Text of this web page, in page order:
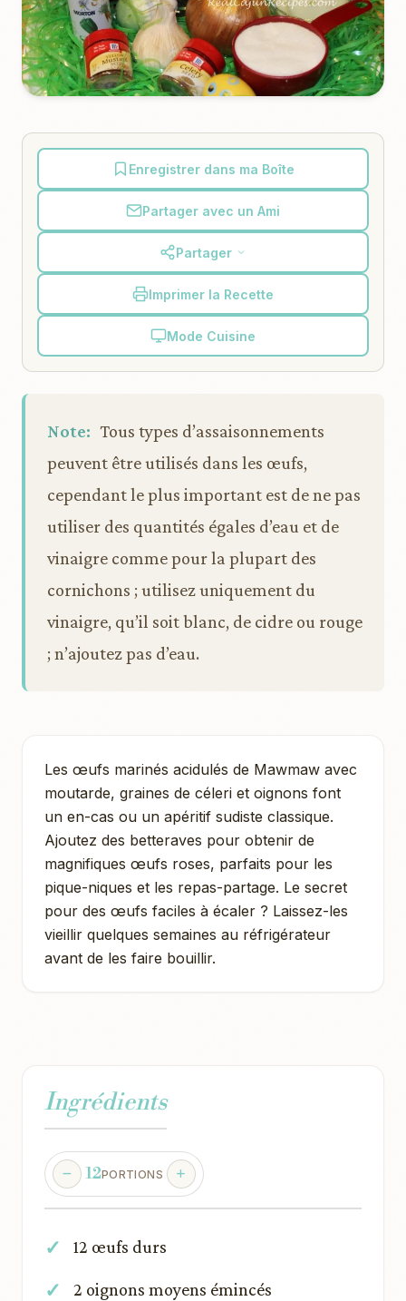
Enregistrer dans ma Boîte
Partager avec un Ami
Partager
Imprimer la Recette
Mode Cuisine
Note: Tous types d’assaisonnements
peuvent être utilisés dans les œufs,
cependant le plus important est de ne pas
utiliser des quantités égales d’eau et de
vinaigre comme pour la plupart des
cornichons ; utilisez uniquement du
vinaigre, qu’il soit blanc, de cidre ou rouge
; n’ajoutez pas d’eau.
Les œufs marinés acidulés de Mawmaw avec
moutarde, graines de céleri et oignons font
un en-cas ou un apéritif sudiste classique.
Ajoutez des betteraves pour obtenir de
magnifiques œufs roses, parfaits pour les
pique-niques et les repas-partage. Le secret
pour des œufs faciles à écaler ? Laissez-les
vieillir quelques semaines au réfrigérateur
avant de les faire bouillir.
Ingrédients
12PORTIONS
12 œufs durs
2 oignons moyens émincés